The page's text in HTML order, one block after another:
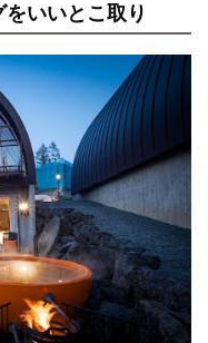
いいとこ取り